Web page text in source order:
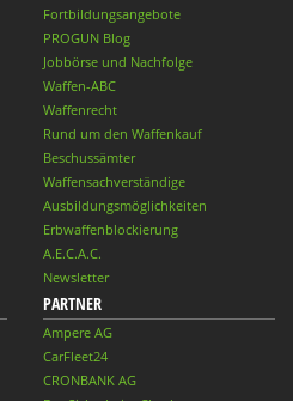
Fortbildungsangebote
PROGUN Blog
Jobbörse und Nachfolge
Waffen-ABC
Waffenrecht
Rund um den Waffenkauf
Beschussämter
Waffensachverständige
Ausbildungsmöglichkeiten
Erbwaffenblockierung
A.E.C.A.C.
Newsletter
PARTNER
Ampere AG
CarFleet24
CRONBANK AG